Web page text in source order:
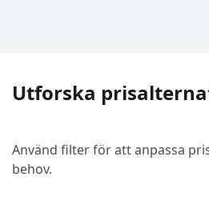
Utforska
Använd filter för att anpassa
behov.